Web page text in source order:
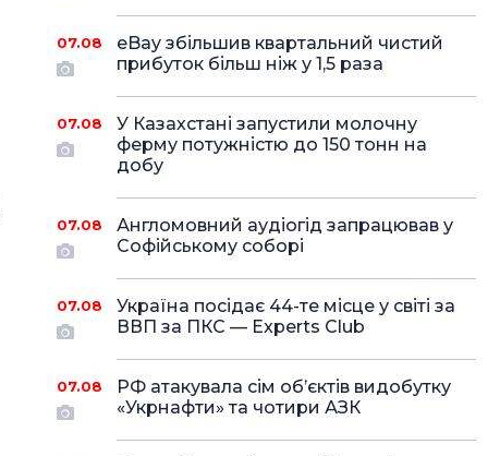
07.08
eBay збільшив квартальний чистий
прибуток більш ніж у 1,5 раза
07.08
У Казахстані запустили молочну
ферму потужністю до 150 тонн на
добу
07.08
Англомовний аудіогід запрацював у
Софійському соборі
07.08
Україна посідає 44-те місце у світі за
ВВП за ПКС — Experts Club
07.08
РФ атакувала сім об’єктів видобутку
«Укрнафти» та чотири АЗК